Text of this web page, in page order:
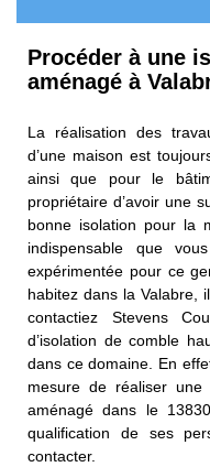
Procéder à une
aménagé à
La réalisation des
d’une maison est
ainsi que pour le
propriétaire d’avoir une
bonne isolation pour la
indispensable que
expérimentée pour ce
habitez dans la Valabre,
contactiez Stevens
d’isolation de comble
dans ce domaine. En
mesure de réaliser
aménagé dans le
qualification de ses
contacter.